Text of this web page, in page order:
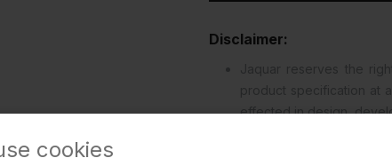
cookies
Disclaimer:
effected in design,